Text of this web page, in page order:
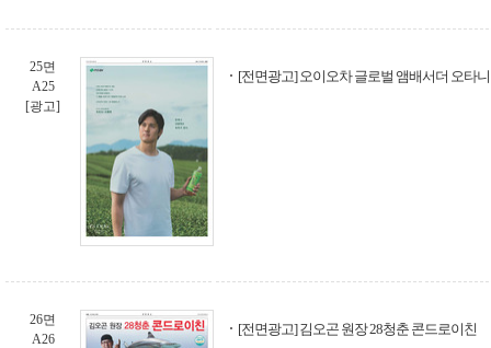
25면
A25
[광고]
[전면광고] 오이오차 글로벌 앰배서더 오타
26면
A26
[전면광고] 김오곤 원장 28청춘 콘드로이친